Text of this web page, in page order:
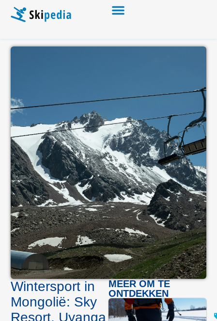
Wintersport in
Mongolië: Sky
Resort, Uyanga
MEER OM TE
ONTDEKKEN